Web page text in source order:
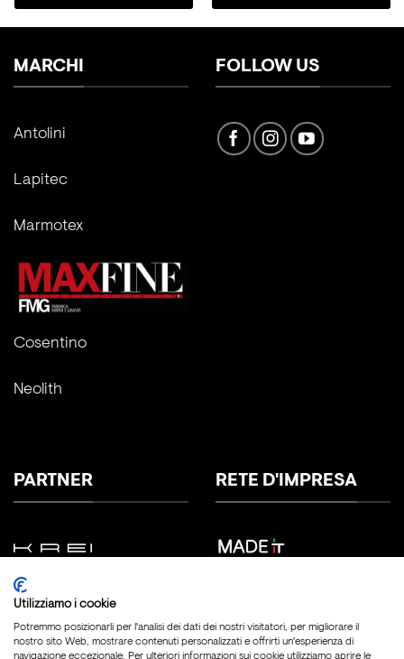
MARCHI
Antolini
Lapitec
Marmotex
Cosentino
Neolith
FOLLOW US
PARTNER RETE D'IMPRESA
Utilizziamo i cookie
Potremmo posizionarli per l'analisi dei dati dei nostri visitatori, per migliorare il
nostro sito Web, mostrare contenuti personalizzati e offrirti un'esperienza di
navigazione eccezionale. Per ulteriori informazioni sui cookie utilizziamo aprire le